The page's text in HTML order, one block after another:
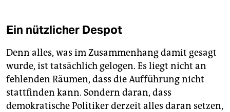
Ein nützlicher Despot
Denn alles, was im Zusammenhang damit gesagt
wurde, ist tatsächlich gelogen. Es liegt nicht an
fehlenden Räumen, dass die Aufführung nicht
stattfinden kann. Sondern daran, dass
demokratische Politiker derzeit alles daran setzen,